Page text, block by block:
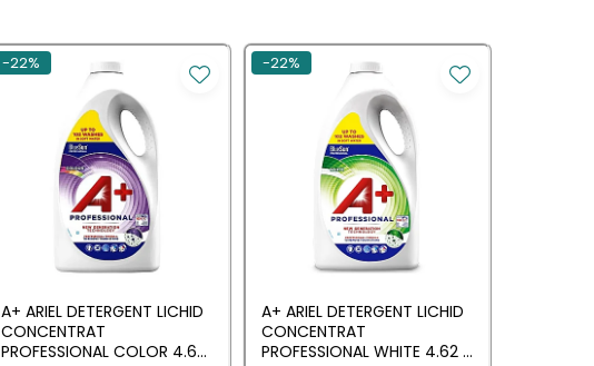
-22%
A+ ARIEL DETERGENT LICHID
CONCENTRAT
PROFESSIONAL COLOR 4.62
-22%
A+ ARIEL DETERGENT LICHID
CONCENTRAT
PROFESSIONAL WHITE 4.62 L